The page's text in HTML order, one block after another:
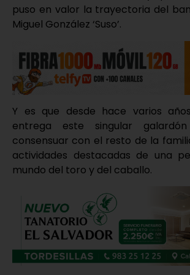
puso en valor la trayectoria del
Miguel González ‘Suso’.
Y es que desde hace varios
entrega este singular
consensuar con el resto de la
actividades destacadas de una
mundo del toro y del caballo.